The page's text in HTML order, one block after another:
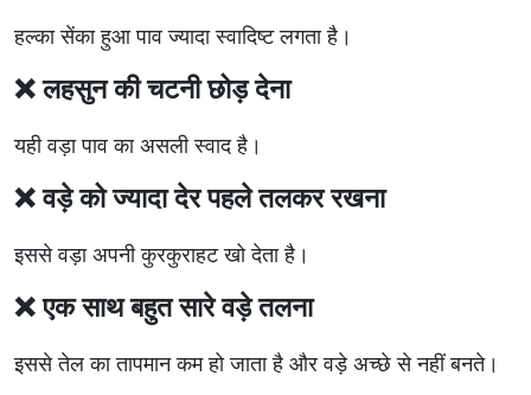
हल्का सेंका हुआ पाव ज्यादा स्वादिष्ट लगता है।
❌ लहसुन की चटनी छोड़ देना
यही वड़ा पाव का असली स्वाद है।
❌ वड़े को ज्यादा देर पहले तलकर रखना
इससे वड़ा अपनी कुरकुराहट खो देता है।
❌ एक साथ बहुत सारे वड़े तलना
इससे तेल का तापमान कम हो जाता है और वड़े अच्छे से नहीं बनते।